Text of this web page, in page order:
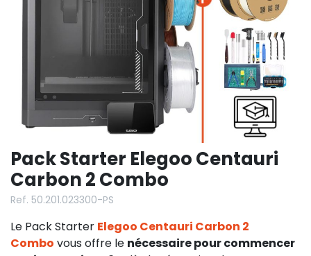
Pack Starter Elegoo Centauri
Carbon 2 Combo
Ref. 50.201.023300-PS
Le Pack Starter Elegoo Centauri Carbon 2
Combo vous offre le nécessaire pour commencer